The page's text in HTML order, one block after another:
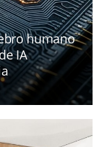
humano
IA